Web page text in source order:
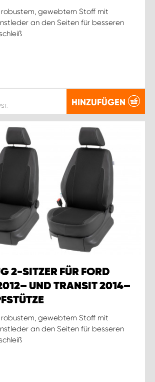
gewebtem Stoff mit
an den Seiten für besseren
HINZUFÜGEN
2-SITZER FÜR FORD
UND TRANSIT 2014–
gewebtem Stoff mit
an den Seiten für besseren